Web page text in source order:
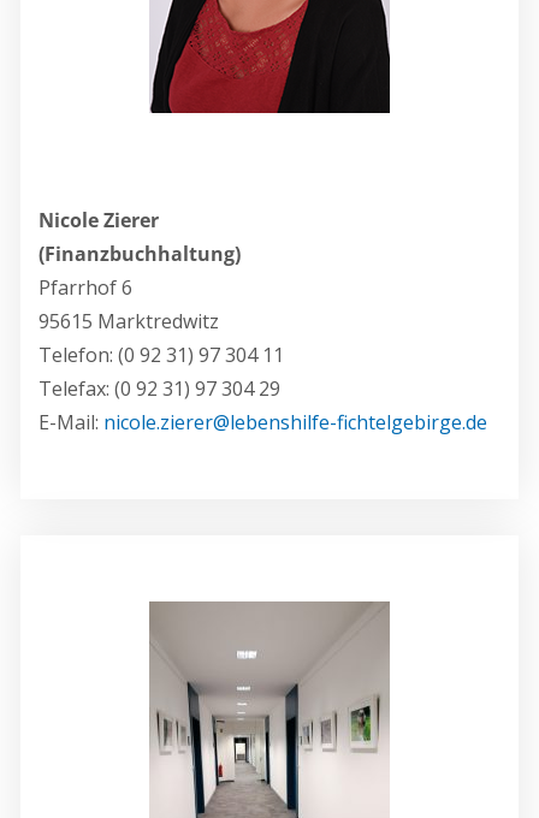
Nicole Zierer
(Finanzbuchhaltung)
Pfarrhof 6
95615 Marktredwitz
Telefon: (0 92 31) 97 304 11
Telefax: (0 92 31) 97 304 29
E-Mail: nicole.zierer@lebenshilfe-fichtelgebirge.de